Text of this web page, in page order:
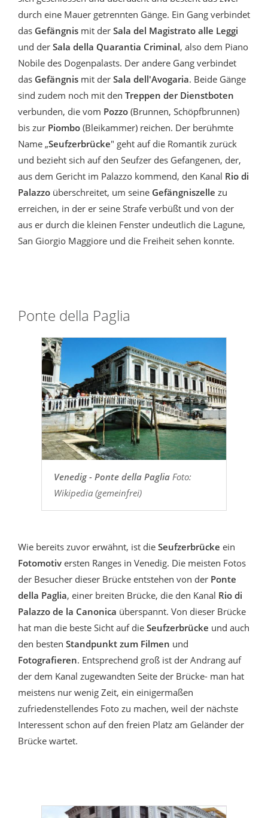
durch eine Mauer getrennten Gänge. Ein Gang verbindet
das Gefängnis mit der Sala del Magistrato alle Leggi
und der Sala della Quarantia Criminal, also dem Piano
Nobile des Dogenpalasts. Der andere Gang verbindet
das Gefängnis mit der Sala dell'Avogaria. Beide Gänge
sind zudem noch mit den Treppen der Dienstboten
verbunden, die vom Pozzo (Brunnen, Schöpfbrunnen)
bis zur Piombo (Bleikammer) reichen. Der berühmte
Name „Seufzerbrücke" geht auf die Romantik zurück
und bezieht sich auf den Seufzer des Gefangenen, der,
aus dem Gericht im Palazzo kommend, den Kanal Rio di
Palazzo überschreitet, um seine Gefängniszelle zu
erreichen, in der er seine Strafe verbüßt und von der
aus er durch die kleinen Fenster undeutlich die Lagune,
San Giorgio Maggiore und die Freiheit sehen konnte.
Ponte della Paglia
Venedig - Ponte della PagliaFoto:
Wikipedia (gemeinfrei)
Wie bereits zuvor erwähnt, ist die Seufzerbrücke ein
Fotomotiv ersten Ranges in Venedig. Die meisten Fotos
der Besucher dieser Brücke entstehen von der Ponte
della Paglia, einer breiten Brücke, die den Kanal Rio di
Palazzo de la Canonica überspannt. Von dieser Brücke
hat man die beste Sicht auf die Seufzerbrücke und auch
den besten Standpunkt zum Filmen und
Fotografieren. Entsprechend groß ist der Andrang auf
der dem Kanal zugewandten Seite der Brücke- man hat
meistens nur wenig Zeit, ein einigermaßen
zufriedenstellendes Foto zu machen, weil der nächste
Interessent schon auf den freien Platz am Geländer der
Brücke wartet.